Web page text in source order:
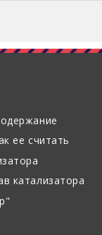
ее считать
катализатора